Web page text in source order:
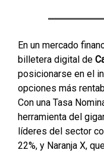
En un mercado
billetera digital de
posicionarse en el
opciones más
Con una Tasa
herramienta del
líderes del sector
22%, y Naranja X,